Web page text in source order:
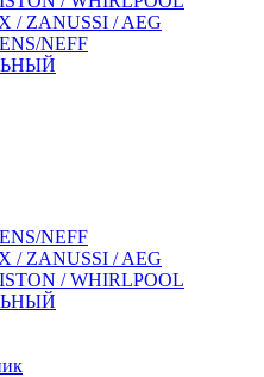
/ ZANUSSI / AEG
NEFF
NEFF
/ ZANUSSI / AEG
/ WHIRLPOOL